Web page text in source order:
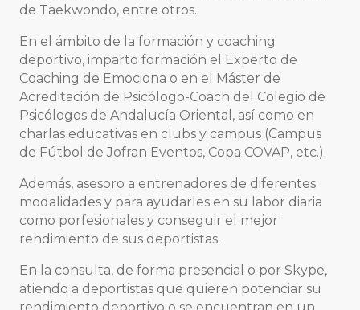
de Taekwondo, entre otros.
En el ámbito de la formación y coaching
deportivo, imparto formación el Experto de
Coaching de Emociona o en el Máster de
Acreditación de Psicólogo-Coach del Colegio de
Psicólogos de Andalucía Oriental, así como en
charlas educativas en clubs y campus (Campus
de Fútbol de Jofran Eventos, Copa COVAP, etc.).
Además, asesoro a entrenadores de diferentes
modalidades y para ayudarles en su labor diaria
como porfesionales y conseguir el mejor
rendimiento de sus deportistas.
En la consulta, de forma presencial o por Skype,
atiendo a deportistas que quieren potenciar su